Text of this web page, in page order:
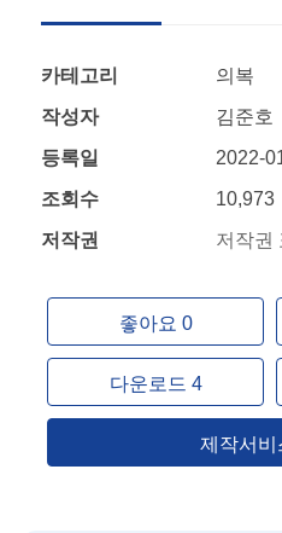
카테고리
의복
작성자
김준호
등록일
2022-
조회수
10,973
저작권
저작권
좋아요 0
다운로드 4
제작서비